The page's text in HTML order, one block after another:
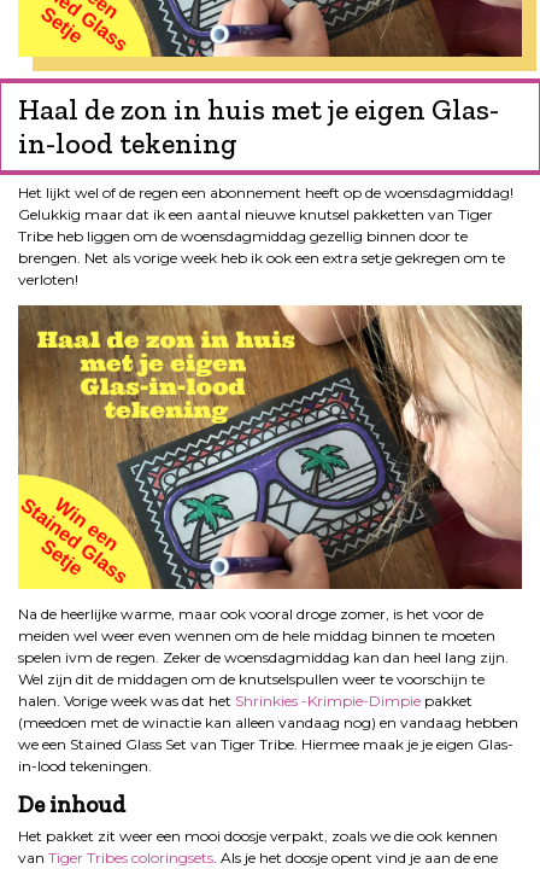
Haal de zon in huis met je eigen Glas-
in-lood tekening
Het lijkt wel of de regen een abonnement heeft op de woensdagmiddag!
Gelukkig maar dat ik een aantal nieuwe knutsel pakketten van Tiger
Tribe heb liggen om de woensdagmiddag gezellig binnen door te
brengen. Net als vorige week heb ik ook een extra setje gekregen om te
verloten!
Na de heerlijke warme, maar ook vooral droge zomer, is het voor de
meiden wel weer even wennen om de hele middag binnen te moeten
spelen ivm de regen. Zeker de woensdagmiddag kan dan heel lang zijn.
Wel zijn dit de middagen om de knutselspullen weer te voorschijn te
halen. Vorige week was dat het Shrinkies -Krimpie-Dimpie pakket
(meedoen met de winactie kan alleen vandaag nog) en vandaag hebben
we een Stained Glass Set van Tiger Tribe. Hiermee maak je je eigen Glas-
in-lood tekeningen.
De inhoud
Het pakket zit weer een mooi doosje verpakt, zoals we die ook kennen
van Tiger Tribes coloringsets. Als je het doosje opent vind je aan de ene